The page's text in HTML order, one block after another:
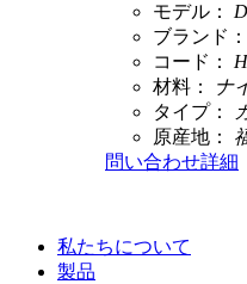
モデル：
ブランド：
コード：
材料：
ナ
タイプ：
原産地：
問い合わせ詳細
私たちについて
製品